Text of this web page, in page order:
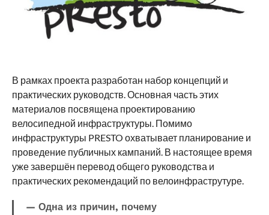
В рамках проекта разработан набор концепций и
практических руководств. Основная часть этих
материалов посвящена проектированию
велосипедной инфраструктуры. Помимо
инфраструктуры PRESTO охватывает планирование и
проведение публичных кампаний. В настоящее время
уже завершён перевод общего руководства и
практических рекомендаций по велоинфраструтуре.
— Одна из причин, почему